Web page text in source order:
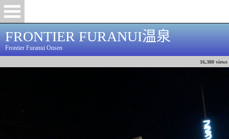
FRONTIER FURANUI温泉
Frontier Furanui Onsen
16,380 views